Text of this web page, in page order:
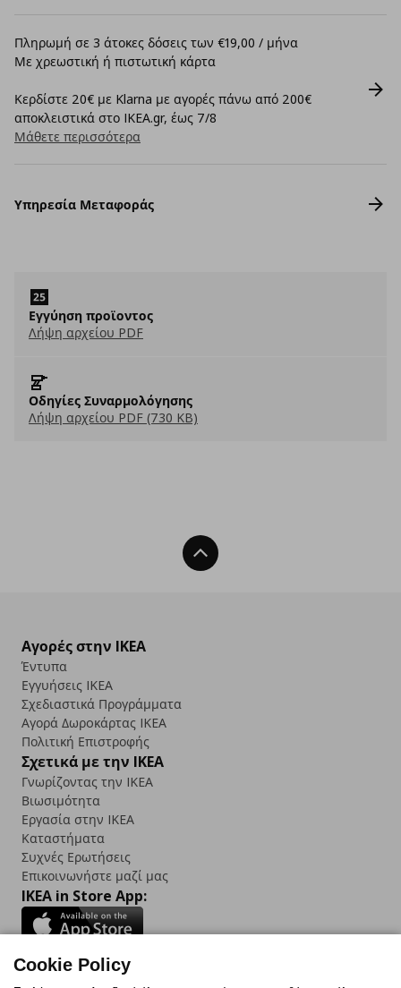
Πληρωμή σε 3 άτοκες δόσεις των €19,00 / μήνα
Με χρεωστική ή πιστωτική κάρτα
Κερδίστε 20€ με Klarna με αγορές πάνω από 200€
αποκλειστικά στο IKEA.gr, έως 7/8
Μάθετε περισσότερα
Υπηρεσία Μεταφοράς
Εγγύηση προϊοντος
Λήψη αρχείου PDF
Οδηγίες Συναρμολόγησης
Λήψη αρχείου PDF (730 KB)
Back To Top
Αγορές στην IKEA
Έντυπα
Εγγυήσεις IKEA
Σχεδιαστικά Προγράμματα
Αγορά Δωρoκάρτας IKEA
Πολιτική Επιστροφής
Σχετικά με την IKEA
Γνωρίζοντας την IKEA
Βιωσιμότητα
Εργασία στην IKEA
Καταστήματα
Συχνές Ερωτήσεις
Επικοινωνήστε μαζί μας
IKEA in Store App:
Cookie Policy